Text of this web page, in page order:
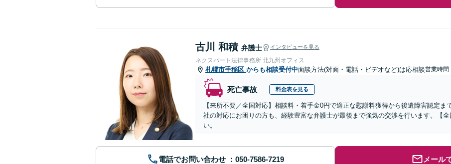
古川 和積 弁護士 インタビューを見る
ネクスパート法律事務所 北九州オフィス
札幌市手稲区 からも相談受付中面談方法(対面・電話・ビデオなど)は応相談営業時間
死亡事故 料金表を見る
【来所不要／全国対応】相談料・着手金0円で適正な慰謝料獲得から後遺障害認定
社の対応にお困りの方も、経験豊富な弁護士が最後まで強気の交渉を行います。【
い。
電話でお問い合わせ メール